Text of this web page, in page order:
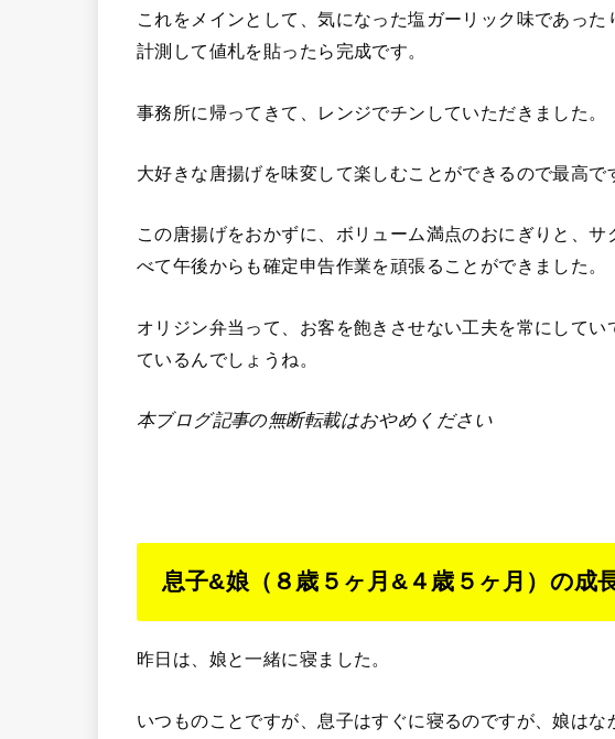
これをメインとして、気になった塩ガーリック味であっ
計測して値札を貼ったら完成です。
事務所に帰ってきて、レンジでチンしていただきました。
大好きな唐揚げを味変して楽しむことができるので最高で
この唐揚げをおかずに、ボリューム満点のおにぎりと、
べて午後からも確定申告作業を頑張ることができました。
オリジン弁当って、お客を飽きさせない工夫を常にして
ているんでしょうね。
本ブログ記事の無断転載はおやめください
息子&娘（８歳５ヶ月&４歳５ヶ月）の成
昨日は、娘と一緒に寝ました。
いつものことですが、息子はすぐに寝るのですが、娘はな